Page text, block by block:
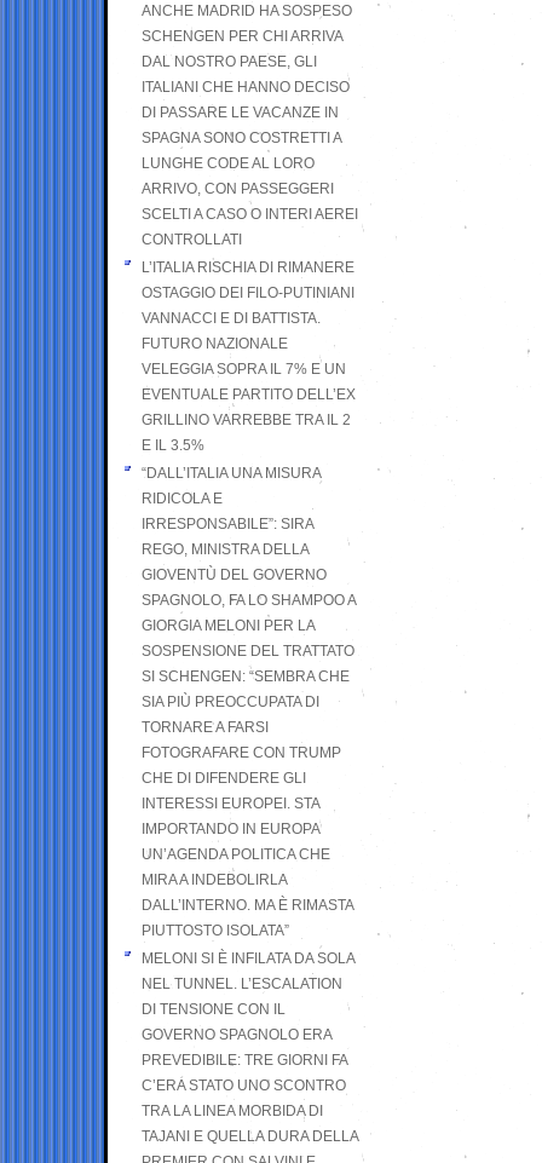
ANCHE MADRID HA SOSPESO
SCHENGEN PER CHI ARRIVA
DAL NOSTRO PAESE, GLI
ITALIANI CHE HANNO DECISO
DI PASSARE LE VACANZE IN
SPAGNA SONO COSTRETTI A
LUNGHE CODE AL LORO
ARRIVO, CON PASSEGGERI
SCELTI A CASO O INTERI AEREI
CONTROLLATI
L’ITALIA RISCHIA DI RIMANERE
OSTAGGIO DEI FILO-PUTINIANI
VANNACCI E DI BATTISTA.
FUTURO NAZIONALE
VELEGGIA SOPRA IL 7% E UN
EVENTUALE PARTITO DELL’EX
GRILLINO VARREBBE TRA IL 2
E IL 3.5%
“DALL’ITALIA UNA MISURA
RIDICOLA E
IRRESPONSABILE”: SIRA
REGO, MINISTRA DELLA
GIOVENTÙ DEL GOVERNO
SPAGNOLO, FA LO SHAMPOO A
GIORGIA MELONI PER LA
SOSPENSIONE DEL TRATTATO
SI SCHENGEN: “SEMBRA CHE
SIA PIÙ PREOCCUPATA DI
TORNARE A FARSI
FOTOGRAFARE CON TRUMP
CHE DI DIFENDERE GLI
INTERESSI EUROPEI. STA
IMPORTANDO IN EUROPA
UN’AGENDA POLITICA CHE
MIRA A INDEBOLIRLA
DALL’INTERNO. MA È RIMASTA
PIUTTOSTO ISOLATA”
MELONI SI È INFILATA DA SOLA
NEL TUNNEL. L’ESCALATION
DI TENSIONE CON IL
GOVERNO SPAGNOLO ERA
PREVEDIBILE: TRE GIORNI FA
C’ERA STATO UNO SCONTRO
TRA LA LINEA MORBIDA DI
TAJANI E QUELLA DURA DELLA